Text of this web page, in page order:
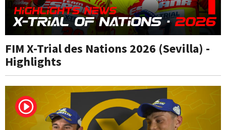
FIM X-Trial des Nations 2026 (Sevilla) -
Highlights